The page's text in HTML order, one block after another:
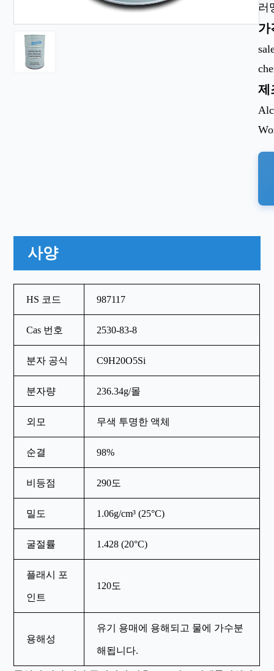
러
가
제
사양
HS 코드 987117
Cas 번호 2530-83-8
분자 공식 C9H20O5Si
분자량 236.34g/몰
외모 무색 투명한 액체
순결 98%
비등점 290도
밀도 1.06g/cm³ (25°C)
굴절률 1.428 (20°C)
플래시 포
인트
120도
용해성
유기 용매에 용해되고 물에 가수분
해됩니다.